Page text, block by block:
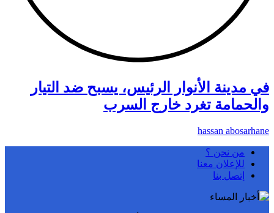
في مدينة الأنوار الرئيس، يسبح ضد التيار
والحمامة تغرد خارج السرب
hassan abosarhane
من نحن ؟
للإعلان معنا
إتصل بنا